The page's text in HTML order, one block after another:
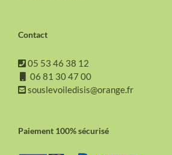
Contact
05 53 46 38 12
06 81 30 47 00
souslevoiledisis@orange.fr
Paiement 100% sécurisé